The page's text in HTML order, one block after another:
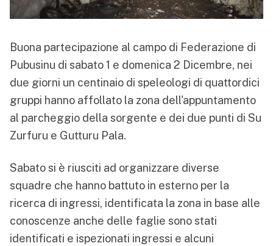
Buona partecipazione al campo di Federazione di
Pubusinu di sabato 1 e domenica 2 Dicembre, nei
due giorni un centinaio di speleologi di quattordici
gruppi hanno affollato la zona dell'appuntamento
al parcheggio della sorgente e dei due punti di Su
Zurfuru e Gutturu Pala.
Sabato si è riusciti ad organizzare diverse
squadre che hanno battuto in esterno per la
ricerca di ingressi, identificata la zona in base alle
conoscenze anche delle faglie sono stati
identificati e ispezionati ingressi e alcuni